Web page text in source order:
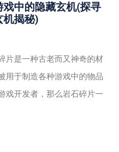
中的隐藏玄机(探寻
机揭秘)
片是一种古老而又神奇的材
用于制造各种游戏中的物品
戏开发者，那么岩石碎片一